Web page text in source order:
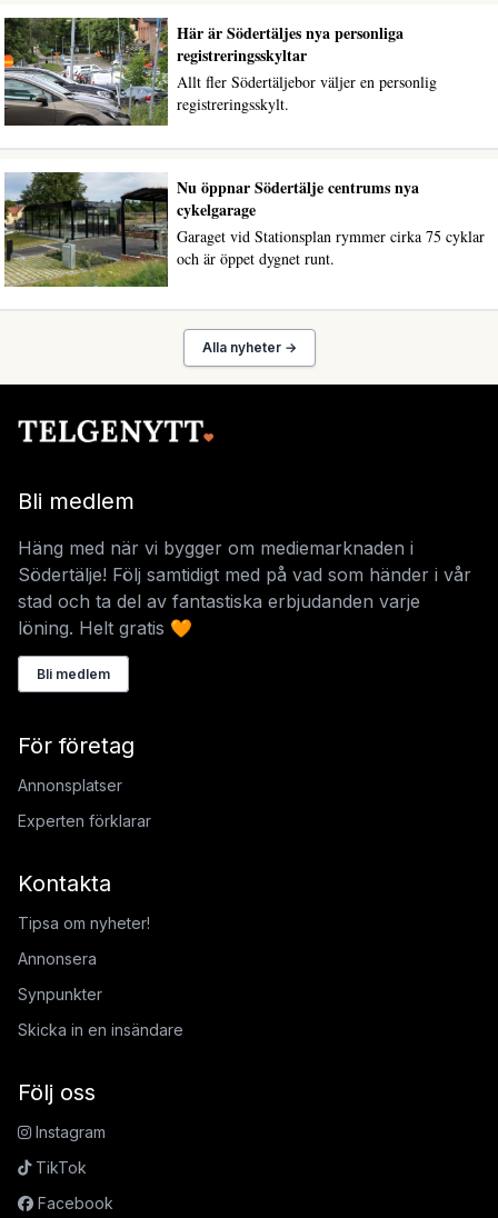
Här är Södertäljes nya personliga
registreringsskyltar
Allt fler Södertäljebor väljer en personlig
registreringsskylt.
Nu öppnar Södertälje centrums nya
cykelgarage
Garaget vid Stationsplan rymmer cirka 75 cyklar
och är öppet dygnet runt.
Alla nyheter →
Bli medlem
Häng med när vi bygger om mediemarknaden i
Södertälje! Följ samtidigt med på vad som händer i vår
stad och ta del av fantastiska erbjudanden varje
löning. Helt gratis 🧡
Bli medlem
För företag
Annonsplatser
Experten förklarar
Kontakta
Tipsa om nyheter!
Annonsera
Synpunkter
Skicka in en insändare
Följ oss
Instagram
TikTok
Facebook